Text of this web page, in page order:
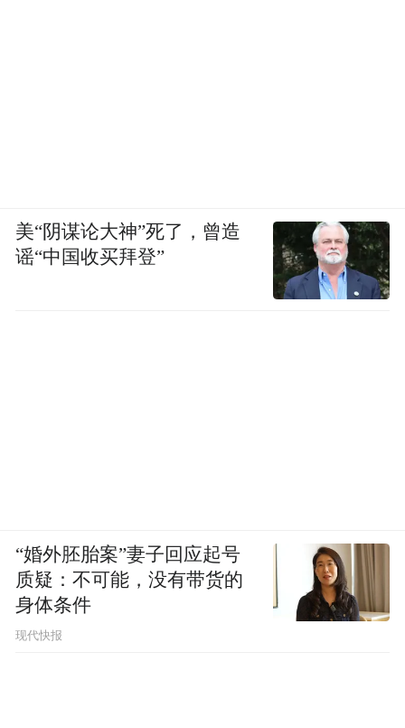
美“阴谋论大神”死了，曾造
谣“中国收买拜登”
“婚外胚胎案”妻子回应起号
质疑：不可能，没有带货的
身体条件
现代快报